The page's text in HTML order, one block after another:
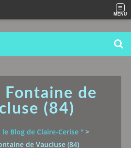
MENU
de
(84)
Blog de Claire-Cerise " >
de Vaucluse (84)